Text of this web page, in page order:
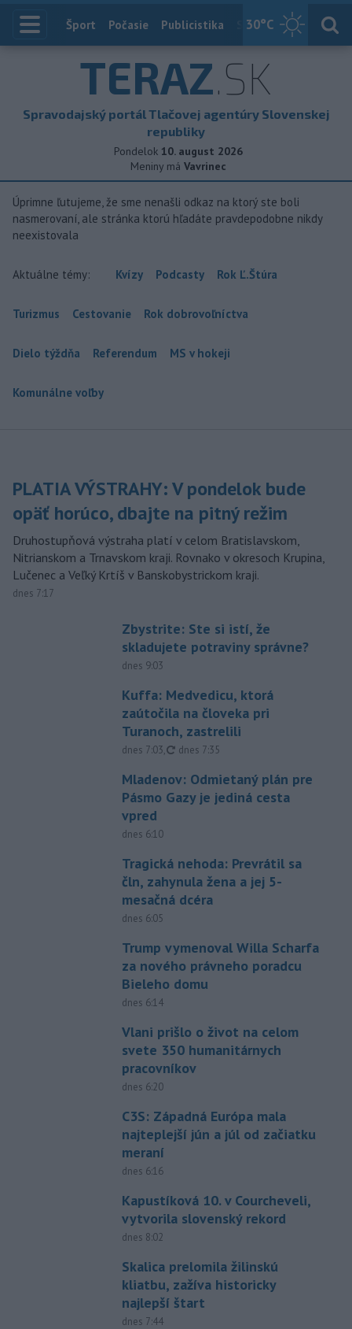
30°C
Index
Šport Počasie Publicistika Slovensko
TERAZ.SK
Spravodajský portál Tlačovej agentúry Slovenskej
republiky
Pondelok 10. august 2026
Meniny má Vavrinec
Úprimne ľutujeme, že sme nenašli odkaz na ktorý ste boli
nasmerovaní, ale stránka ktorú hľadáte pravdepodobne nikdy
neexistovala
Aktuálne témy: Kvízy Podcasty Rok Ľ.Štúra
Turizmus Cestovanie Rok dobrovoľníctva
Dielo týždňa Referendum MS v hokeji
Komunálne voľby
PLATIA VÝSTRAHY: V pondelok bude
opäť horúco, dbajte na pitný režim
Druhostupňová výstraha platí v celom Bratislavskom,
Nitrianskom a Trnavskom kraji. Rovnako v okresoch Krupina,
Lučenec a Veľký Krtíš v Banskobystrickom kraji.
dnes 7:17
Zbystrite: Ste si istí, že
skladujete potraviny správne?
dnes 9:03
Kuffa: Medvedicu, ktorá
zaútočila na človeka pri
Turanoch, zastrelili
dnes 7:03, aktualizované
dnes 7:35
Mladenov: Odmietaný plán pre
Pásmo Gazy je jediná cesta
vpred
dnes 6:10
Tragická nehoda: Prevrátil sa
čln, zahynula žena a jej 5-
mesačná dcéra
dnes 6:05
Trump vymenoval Willa Scharfa
za nového právneho poradcu
Bieleho domu
dnes 6:14
Vlani prišlo o život na celom
svete 350 humanitárnych
pracovníkov
dnes 6:20
C3S: Západná Európa mala
najteplejší jún a júl od začiatku
meraní
dnes 6:16
Kapustíková 10. v Courcheveli,
vytvorila slovenský rekord
dnes 8:02
Skalica prelomila žilinskú
kliatbu, zažíva historicky
najlepší štart
dnes 7:44